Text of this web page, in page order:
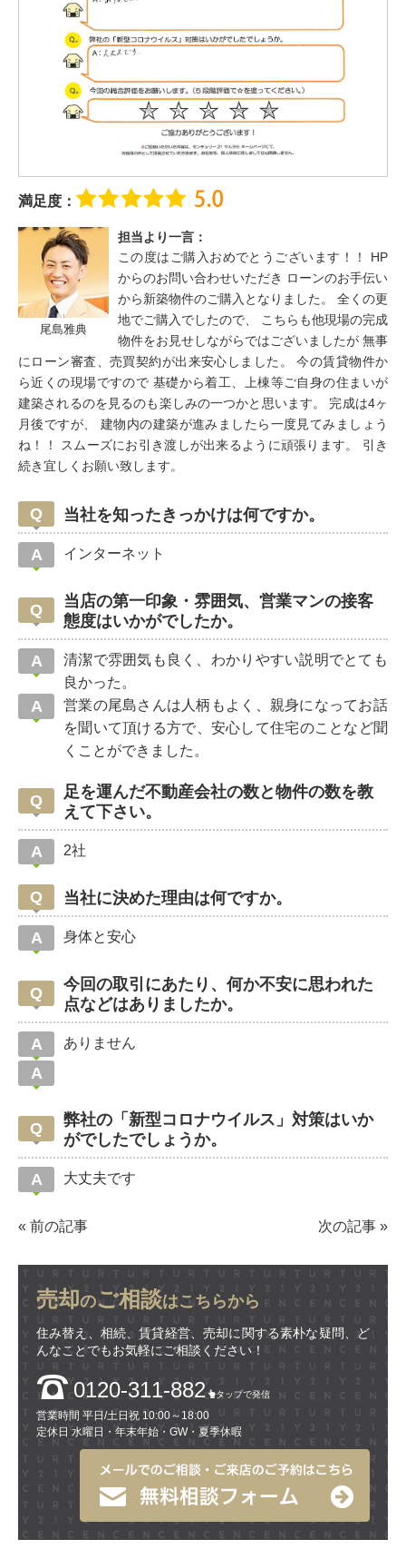
満足度：
尾島雅典
担当より一言：
この度はご購入おめでとうございます！！ HP
からのお問い合わせいただき ローンのお手伝い
から新築物件のご購入となりました。 全くの更
地でご購入でしたので、 こちらも他現場の完成
物件をお見せしながらではございましたが 無事
にローン審査、売買契約が出来安心しました。 今の賃貸物件か
ら近くの現場ですので 基礎から着工、上棟等ご自身の住まいが
建築されるのを見るのも楽しみの一つかと思います。 完成は4ヶ
月後ですが、 建物内の建築が進みましたら一度見てみましょう
ね！！ スムーズにお引き渡しが出来るように頑張ります。 引き
続き宜しくお願い致します。
当社を知ったきっかけは何ですか。
インターネット
当店の第一印象・雰囲気、営業マンの接客
態度はいかがでしたか。
清潔で雰囲気も良く、わかりやすい説明でとても
良かった。
営業の尾島さんは人柄もよく、親身になってお話
を聞いて頂ける方で、安心して住宅のことなど聞
くことができました。
足を運んだ不動産会社の数と物件の数を教
えて下さい。
2社
当社に決めた理由は何ですか。
身体と安心
今回の取引にあたり、何か不安に思われた
点などはありましたか。
ありません
弊社の「新型コロナウイルス」対策はいか
がでしたでしょうか。
大丈夫です
« 前の記事 次の記事 »
売却のご相談はこちらから
住み替え、相続、賃貸経営、売却に関する素朴な疑問、ど
んなことでもお気軽にご相談ください！
0120-311-882 タップで発信
営業時間 平日/土日祝 10:00～18:00
定休日 水曜日・年末年始・GW・夏季休暇